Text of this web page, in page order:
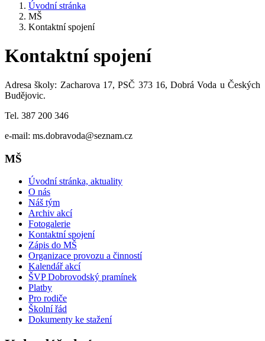
Úvodní stránka
MŠ
Kontaktní spojení
Kontaktní spojení
Adresa školy: Zacharova 17, PSČ 373 16, Dobrá Voda u Českých
Budějovic.
Tel. 387 200 346
e-mail: ms.dobravoda@seznam.cz
MŠ
Úvodní stránka, aktuality
O nás
Náš tým
Archiv akcí
Fotogalerie
Kontaktní spojení
Zápis do MŠ
Organizace provozu a činností
Kalendář akcí
ŠVP Dobrovodský pramínek
Platby
Pro rodiče
Školní řád
Dokumenty ke stažení